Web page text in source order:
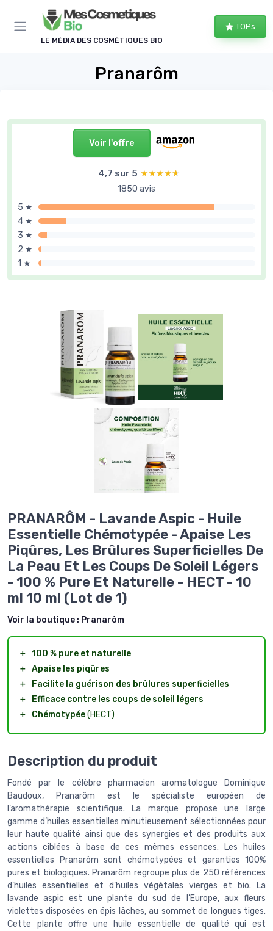
LE MÉDIA DES COSMÉTIQUES BIO
TOPs
Pranarôm
Voir l'offre
4,7 sur 5 ★★★★★
★★★★★
1850 avis
5 ★
4 ★
3 ★
2 ★
1 ★
PRANARÔM - Lavande Aspic - Huile
Essentielle Chémotypée - Apaise Les
Piqûres, Les Brûlures Superficielles De
La Peau Et Les Coups De Soleil Légers
- 100 % Pure Et Naturelle - HECT - 10
ml 10 ml (Lot de 1)
Voir la boutique : Pranarôm
＋ 100 % pure et naturelle
＋ Apaise les piqûres
＋
Facilite la guérison des brûlures superficielles
＋
Efficace contre les coups de soleil légers
＋
Chémotypée(HECT)
Description du produit
Fondé par le célèbre pharmacien aromatologue Dominique
Baudoux, Pranarôm est le spécialiste européen de
l’aromathérapie scientifique. La marque propose une large
gamme d’huiles essentielles minutieusement sélectionnées pour
leur haute qualité ainsi que des synergies et des produits aux
actions ciblées à base de ces mêmes essences. Les huiles
essentielles Pranarôm sont chémotypées et garanties 100%
pures et biologiques. Pranarôm regroupe plus de 250 références
d’huiles essentielles et d’huiles végétales vierges et bio. La
lavande aspic est une plante du sud de l’Europe, aux fleurs
violettes disposées en épis lâches, au sommet de longues tiges.
Cette plante offre une huile essentielle de qualité qui est
Panneau de gestion des cookies